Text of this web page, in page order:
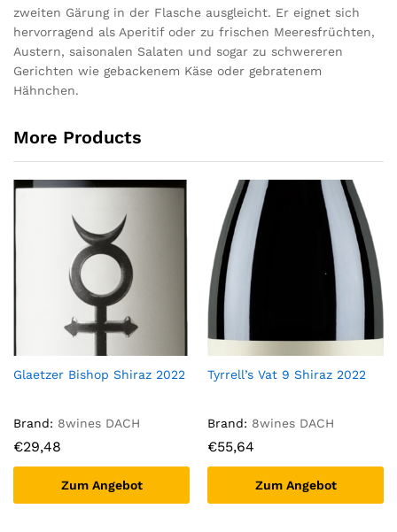
zweiten Gärung in der Flasche ausgleicht. Er eignet sich
hervorragend als Aperitif oder zu frischen Meeresfrüchten,
Austern, saisonalen Salaten und sogar zu schwereren
Gerichten wie gebackenem Käse oder gebratenem
Hähnchen.
More Products
Glaetzer Bishop Shiraz 2022
Brand: 8wines DACH
€29,48
Zum Angebot
Tyrrell’s Vat 9 Shiraz 2022
Brand: 8wines DACH
€55,64
Zum Angebot